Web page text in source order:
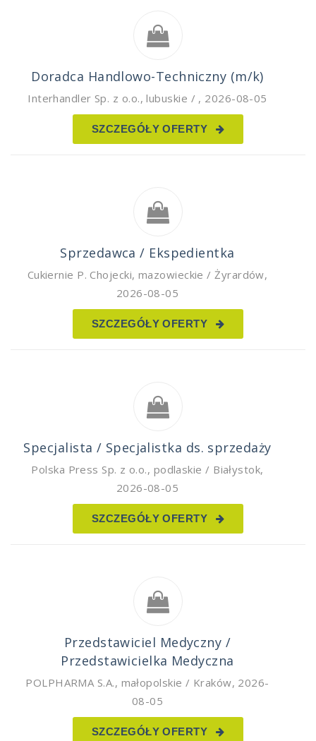
Doradca Handlowo-Techniczny (m/k)
Interhandler Sp. z o.o.,lubuskie / , 2026-08-05
SZCZEGÓŁY OFERTY
Sprzedawca / Ekspedientka
Cukiernie P. Chojecki, mazowieckie / Żyrardów,
2026-08-05
SZCZEGÓŁY OFERTY
Specjalista / Specjalistka ds. sprzedaży
Polska Press Sp. z o.o., podlaskie / Białystok,
2026-08-05
SZCZEGÓŁY OFERTY
Przedstawiciel Medyczny /
Przedstawicielka Medyczna
POLPHARMA S.A., małopolskie / Kraków, 2026-
08-05
SZCZEGÓŁY OFERTY